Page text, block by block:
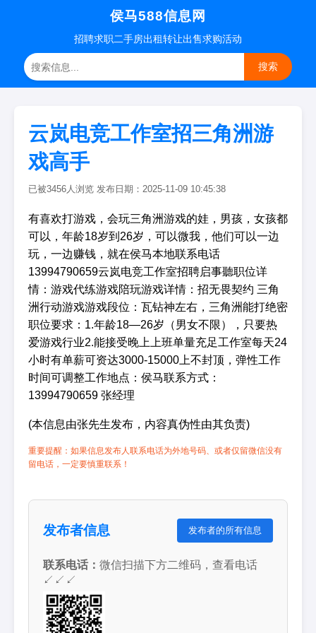
侯马588信息网
招聘求职二手房出租转让出售求购活动
搜索
云岚电竞工作室招三角洲游
戏高手
已被3456人浏览 发布日期：2025-11-09 10:45:38
有喜欢打游戏，会玩三角洲游戏的娃，男孩，女孩都
可以，年龄18岁到26岁，可以微我，他们可以一边
玩，一边赚钱，就在侯马本地联系电话
13994790659云岚电竞工作室招聘启事聽职位详
情：游戏代练游戏陪玩游戏详情：招无畏契约 三角
洲行动游戏游戏段位：瓦钻神左右，三角洲能打绝密
职位要求：1.年龄18—26岁（男女不限），只要热
爱游戏行业2.能接受晚上上班单量充足工作室每天24
小时有单薪可资达3000-15000上不封顶，弹性工作
时间可调整工作地点：侯马联系方式：
13994790659 张经理
(本信息由张先生发布，内容真伪性由其负责)
重要提醒：如果信息发布人联系电话为外地号码、或者仅留微信没有
留电话，一定要慎重联系！
发布者信息 发布者的所有信息
联系电话： 微信扫描下方二维码，查看电话
↙↙↙